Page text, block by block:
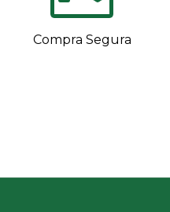
Compra Segura